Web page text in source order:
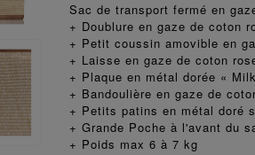
Sac de transport fermé en
+ Doublure en gaze de coton
+ Petit coussin amovible en
+ Laisse en gaze de coton
+ Plaque en métal dorée «
+ Bandoulière en gaze de
+ Petits patins en métal doré
+ Grande Poche à l'avant du
+ Poids max 6 à 7 kg